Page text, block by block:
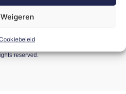
Weigeren
reserved.